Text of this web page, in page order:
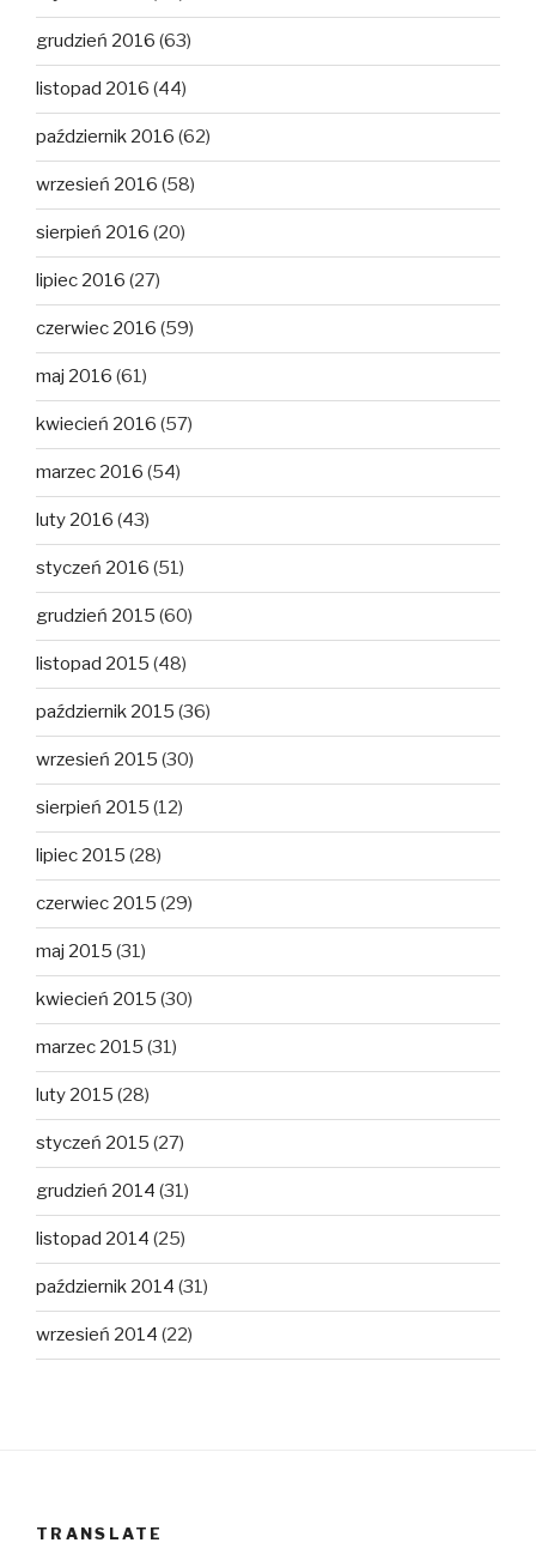
grudzień 2016 (63)
listopad 2016 (44)
październik 2016 (62)
wrzesień 2016 (58)
sierpień 2016 (20)
lipiec 2016 (27)
czerwiec 2016 (59)
maj 2016 (61)
kwiecień 2016 (57)
marzec 2016 (54)
luty 2016 (43)
styczeń 2016 (51)
grudzień 2015 (60)
listopad 2015 (48)
październik 2015 (36)
wrzesień 2015 (30)
sierpień 2015 (12)
lipiec 2015 (28)
czerwiec 2015 (29)
maj 2015 (31)
kwiecień 2015 (30)
marzec 2015 (31)
luty 2015 (28)
styczeń 2015 (27)
grudzień 2014 (31)
listopad 2014 (25)
październik 2014 (31)
wrzesień 2014 (22)
TRANSLATE